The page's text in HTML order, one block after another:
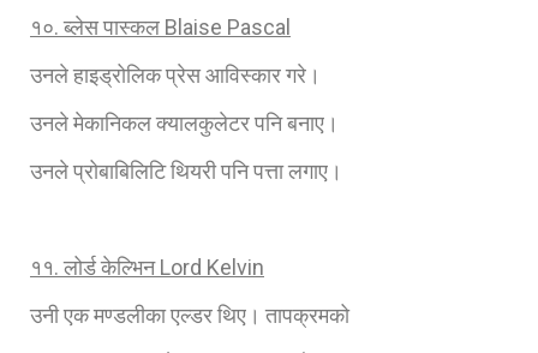
१०. ब्लेस पास्कल Blaise Pascal
उनले हाइड्रोलिक प्रेस आविस्कार गरे।
उनले मेकानिकल क्यालकुलेटर पनि बनाए।
उनले प्रोबाबिलिटि थियरी पनि पत्ता लगाए।
११. लोर्ड केल्भिनLord Kelvin
उनी एक मण्डलीका एल्डर थिए। तापक्रमको